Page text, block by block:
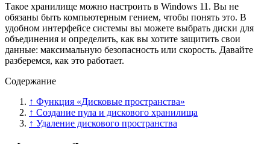
Такое хранилище можно настроить в Windows 11. Вы не
обязаны быть компьютерным гением, чтобы понять это. В
удобном интерфейсе системы вы можете выбрать диски для
объединения и определить, как вы хотите защитить свои
данные: максимальную безопасность или скорость. Давайте
разберемся, как это работает.
Содержание
↑ Функция «Дисковые пространства»
↑ Создание пула и дискового хранилища
↑ Удаление дискового пространства